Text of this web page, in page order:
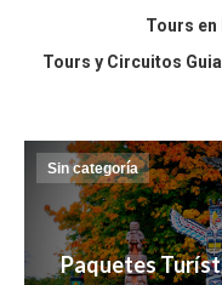
Tours en
Tours y Circuitos
Sin categoría
Paquetes